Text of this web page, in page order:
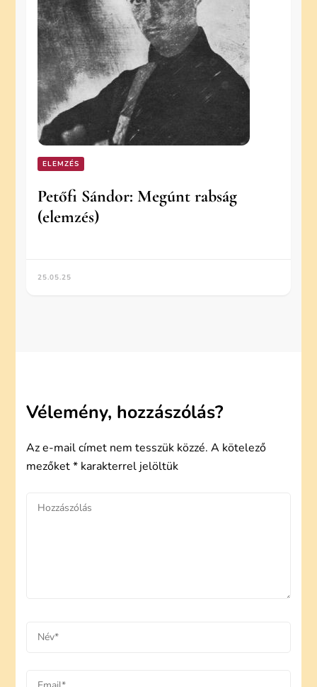
ELEMZÉS
Petőfi Sándor: Megúnt rabság
(elemzés)
25.05.25
Vélemény, hozzászólás?
Az e-mail címet nem tesszük közzé. A kötelező
mezőket* karakterrel jelöltük